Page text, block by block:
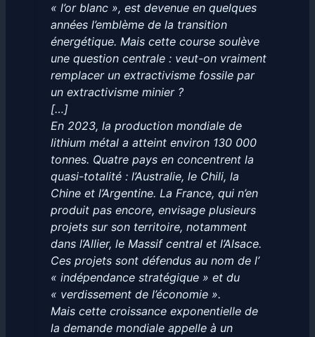
« l’or blanc », est devenue en quelques
années l’emblème de la transition
énergétique. Mais cette course soulève
une question centrale : veut-on vraiment
remplacer un extractivisme fossile par
un extractivisme minier ?
[…]
En 2023, la production mondiale de
lithium métal a atteint environ 130 000
tonnes. Quatre pays en concentrent la
quasi-totalité : l’Australie, le Chili, la
Chine et l’Argentine. La France, qui n’en
produit pas encore, envisage plusieurs
projets sur son territoire, notamment
dans l’Allier, le Massif central et l’Alsace.
Ces projets sont défendus au nom de l’
« indépendance stratégique » et du
« verdissement de l’économie ».
Mais cette croissance exponentielle de
la demande mondiale appelle à un